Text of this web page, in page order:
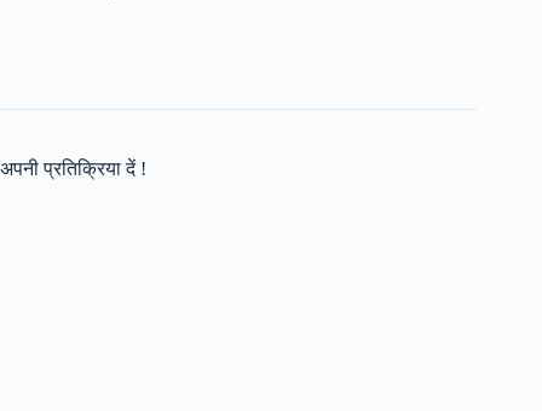
अपनी प्रतिक्रिया दें !